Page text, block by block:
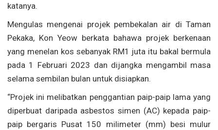
katanya.
Mengulas mengenai projek pembekalan air di Taman
Pekaka, Kon Yeow berkata bahawa projek berkenaan
yang menelan kos sebanyak RM1 juta itu bakal bermula
pada 1 Februari 2023 dan dijangka mengambil masa
selama sembilan bulan untuk disiapkan.
“Projek ini melibatkan penggantian paip-paip lama yang
diperbuat daripada asbestos simen (AC) kepada paip-
paip bergaris Pusat 150 milimeter (mm) besi mulur